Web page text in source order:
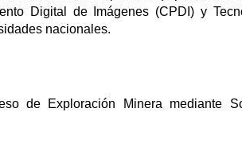
Digital de Imágenes (CPDI) y
nacionales.
de Exploración Minera mediante